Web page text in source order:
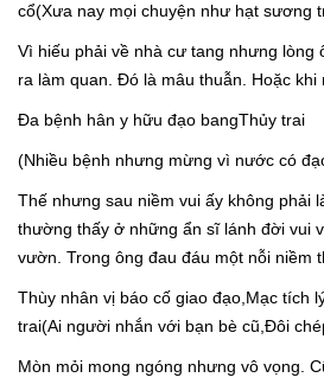
cổ(Xưa nay mọi chuyện như hạt sương
Vì hiếu phải về nhà cư tang nhưng lòng
ra làm quan. Đó là mâu thuẫn. Hoặc khi
Đa bệnh hân y hữu đạo bangThủy trai
(Nhiều bệnh nhưng mừng vì nước có
Thế nhưng sau niềm vui ấy không phải
thường thấy ở những ẩn sĩ lánh đời vui
vườn. Trong ông đau đáu một nỗi niềm
Thùy nhân vị báo cố giao đạo,Mạc tích
trai(Ai người nhắn với bạn bè cũ,Đôi
Mòn mỏi mong ngóng nhưng vô vọng.